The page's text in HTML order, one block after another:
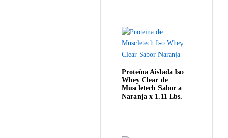
Proteína Aislada Iso
Whey Clear de
Muscletech Sabor a
Naranja x 1.11 Lbs.